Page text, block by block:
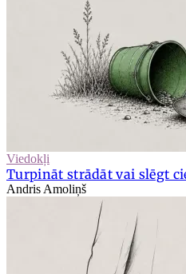
Viedokļi
Turpināt strādāt vai slēgt
Andris Amoliņš